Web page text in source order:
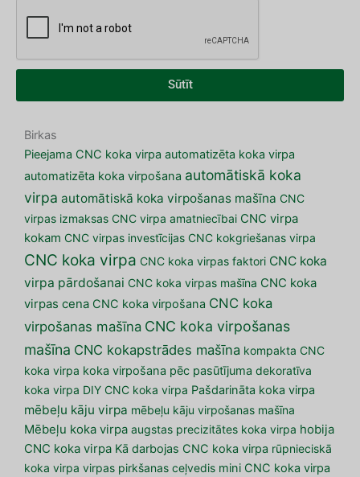
Sūtīt
Birkas
Pieejama CNC koka virpa automatizēta koka virpa
automatizēta koka virpošana automātiskā koka
virpa automātiskā koka virpošanas mašīna CNC
virpas izmaksas CNC virpa amatniecībai CNC virpa
kokam CNC virpas investīcijas CNC kokgriešanas virpa
CNC koka virpa CNC koka virpas faktori CNC koka
virpa pārdošanai CNC koka virpas mašīna CNC koka
virpas cena CNC koka virpošana CNC koka
virpošanas mašīna CNC koka virpošanas
mašīna CNC kokapstrādes mašīna kompakta CNC
koka virpa koka virpošana pēc pasūtījuma dekoratīva
koka virpa DIY CNC koka virpa Pašdarināta koka virpa
mēbeļu kāju virpa mēbeļu kāju virpošanas mašīna
Mēbeļu koka virpa augstas precizitātes koka virpa hobija
CNC koka virpa Kā darbojas CNC koka virpa rūpnieciskā
koka virpa virpas pirkšanas ceļvedis mini CNC koka virpa